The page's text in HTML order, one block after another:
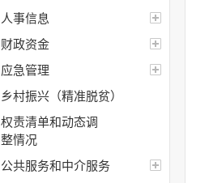
人事信息
财政资金
应急管理
乡村振兴（精准脱贫）
权责清单和动态调
整情况
公共服务和中介服务